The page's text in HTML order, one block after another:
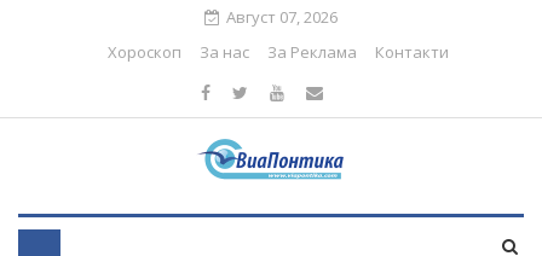
Август 07, 2026
Хороскоп
За нас За Реклама Контакти